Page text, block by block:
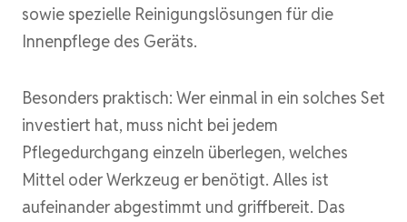
sowie spezielle Reinigungslösungen für die
Innenpflege des Geräts.
Besonders praktisch: Wer einmal in ein solches Set
investiert hat, muss nicht bei jedem
Pflegedurchgang einzeln überlegen, welches
Mittel oder Werkzeug er benötigt. Alles ist
aufeinander abgestimmt und griffbereit. Das